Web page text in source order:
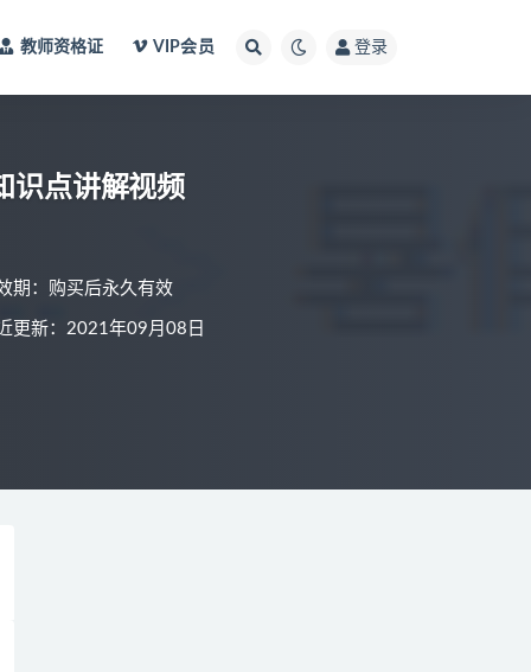
教师资格证 VIP会员 登录
识点讲解视频
期：购买后永久有效
更新：2021年09月08日